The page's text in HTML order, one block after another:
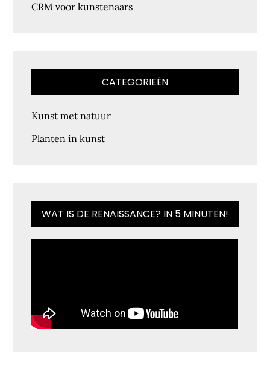
CRM voor kunstenaars
CATEGORIEËN
Kunst met natuur
Planten in kunst
WAT IS DE RENAISSANCE? IN 5 MINUTEN!